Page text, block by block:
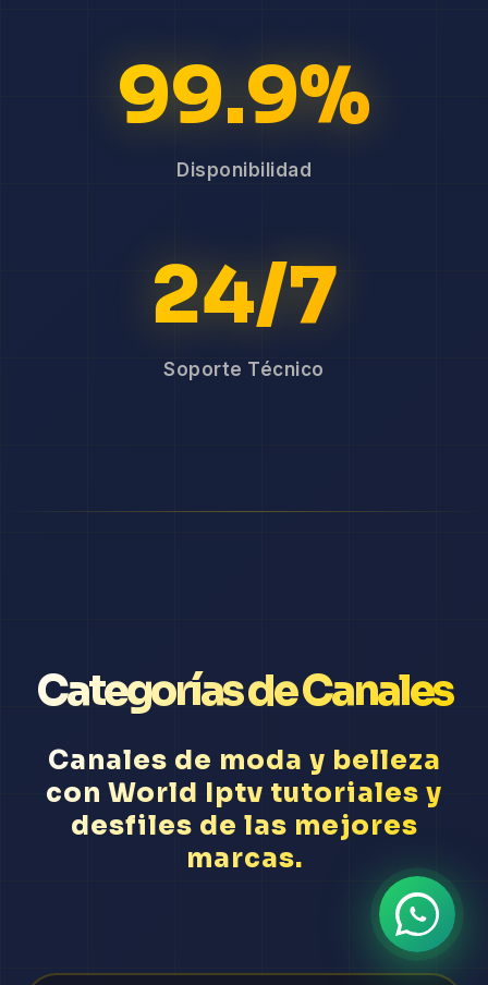
99.9%
Disponibilidad
24/7
Soporte Técnico
Categorías de Canales
Canales de moda y belleza
con World Iptv tutoriales y
desfiles de las mejores
marcas.